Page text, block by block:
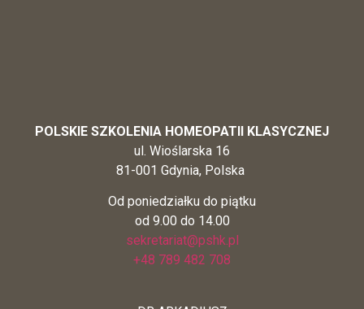
POLSKIE SZKOLENIA HOMEOPATII KLASYCZNEJ
ul. Wioślarska 16
81-001 Gdynia, Polska
Od poniedziałku do piątku
od 9.00 do 14.00
sekretariat@pshk.pl
+48 789 482 708